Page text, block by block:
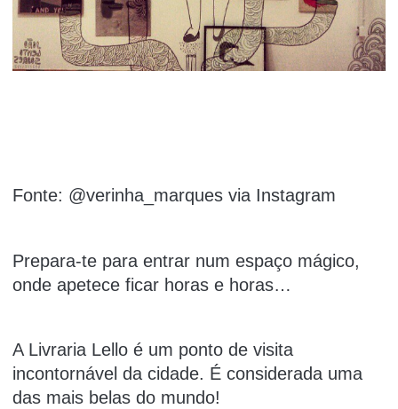
Fonte: @verinha_marques via Instagram
Prepara-te para entrar num espaço mágico,
onde apetece ficar horas e horas…
A Livraria Lello é um ponto de visita
incontornável da cidade. É considerada uma
das mais belas do mundo!